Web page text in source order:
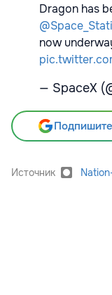
Dragon has
now
— SpaceX
Источник